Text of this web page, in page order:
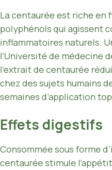
La centaurée est riche en
polyphénols qui agissent
inflammatoires naturels.
l’Université de médecine
l’extrait de centaurée
chez des sujets humains
semaines d’application
Effets digestifs
Consommée sous forme
centaurée stimule